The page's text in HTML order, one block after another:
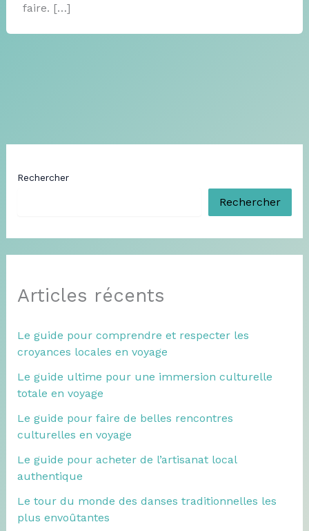
faire. […]
Rechercher
Rechercher
Articles récents
Le guide pour comprendre et respecter les
croyances locales en voyage
Le guide ultime pour une immersion culturelle
totale en voyage
Le guide pour faire de belles rencontres
culturelles en voyage
Le guide pour acheter de l’artisanat local
authentique
Le tour du monde des danses traditionnelles les
plus envoûtantes